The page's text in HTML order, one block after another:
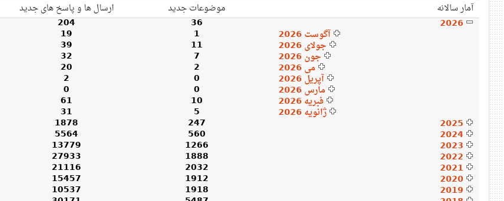
آمار سالانه موضوعات جدید ارسال ها و پاسخ های جدید
2026
36
204
آگوست 2026 1
19
جولای 2026 11
39
جون 2026 7
32
می 2026 2
20
آپریل 2026 0
2
مارس 2026 0
0
فبریه 2026 10
61
ژانویه 2026 5
31
2025
247
1878
2024
560
5564
2023
1266
13779
2022
1888
27933
2021
2032
21116
2020
1912
15457
2019
1918
10537